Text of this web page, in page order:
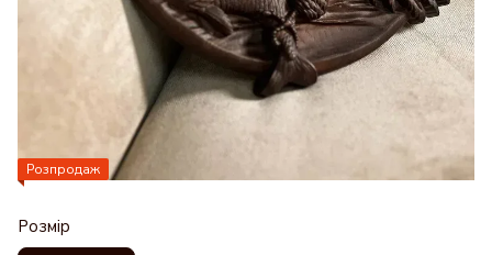
Розпродаж
Розмір